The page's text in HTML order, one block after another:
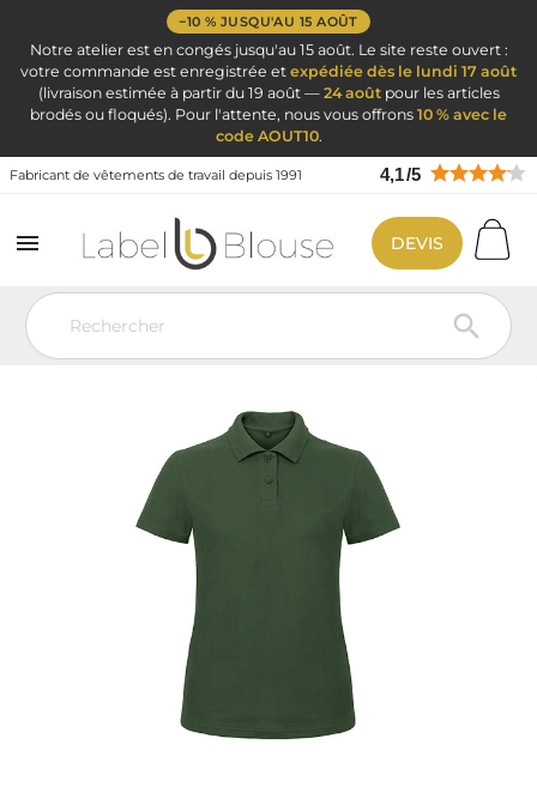
−10 % JUSQU'AU 15 AOÛT
Notre atelier est en congés jusqu'au 15 août. Le site reste ouvert :
votre commande est enregistrée et expédiée dès le lundi 17 août
(livraison estimée à partir du 19 août — 24 aoûtpour les articles
brodés ou floqués). Pour l'attente, nous vous offrons 10 % avec le
code AOUT10.
Fabricant de vêtements de travail depuis 1991 4,1/5


DEVIS
Vêtement de travail Vêtement de travail personnalisé
Polo